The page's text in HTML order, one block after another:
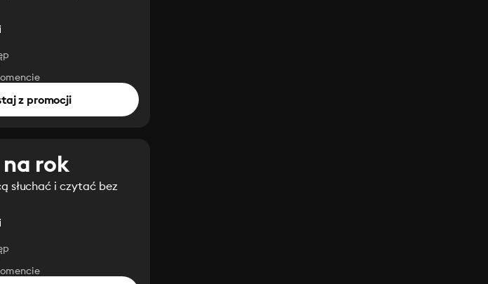
z promocji
rok
słuchać i czytać bez